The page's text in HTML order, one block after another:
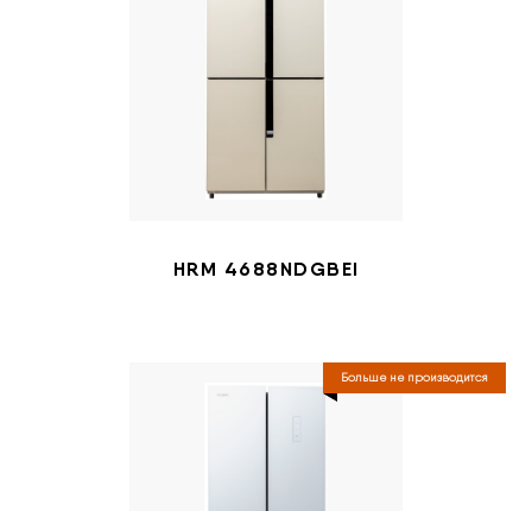
HRM 4688NDGBEI
Больше не производится